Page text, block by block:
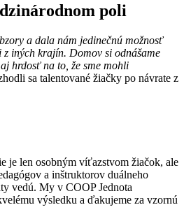
poli
a dala nám jedinečnú možnosť
iných krajín. Domov si odnášame
hrdosť na to, že sme mohli
sa talentované žiačky po návrate z
je len osobným víťazstvom žiačok, ale
a inštruktorov duálneho
vedú. My v COOP Jednota
výsledku a ďakujeme za vzornú